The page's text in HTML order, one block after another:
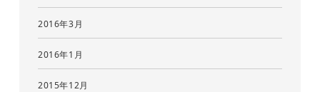
2016年3月
2016年1月
2015年12月